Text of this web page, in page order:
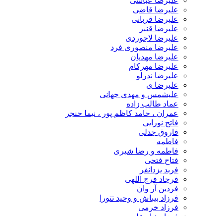
علیرضا قاضی
علیرضا قربانی
علیرضا قنبر
علیرضا لاجوردی
علیرضا منصوری فرد
علیرضا مهدیان
علیرضا مهرکام
علیرضا ندرلو
علیرضا ی
علیشمس و مهدی جهانی
عماد طالب زاده
عمران ، حامد کاظم پور ، نیما حنجر
فاتح نورایی
فاروق جدلی
فاطمه
فاطمه و رضا شیری
فتاح فتحی
فربد یزدانفر
فرجاد فرج اللهی
فردین آر وان
فرزاد بیباش و وحید تتورا
فرزاد خرمی